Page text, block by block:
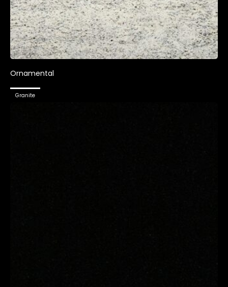
Ornamental
Granite